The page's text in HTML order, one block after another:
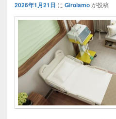
2026年1月21日 に Girolamoが投稿